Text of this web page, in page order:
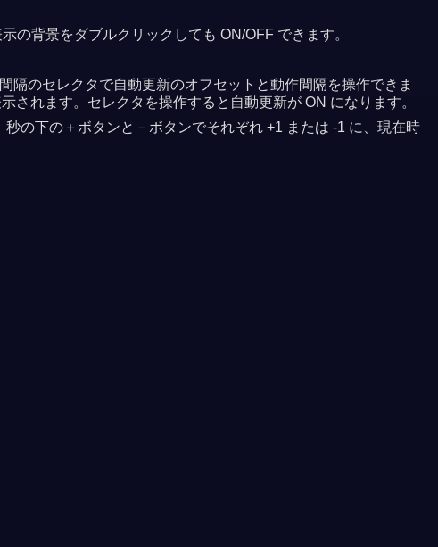
の背景をダブルクリックしても ON/OFF できます。
のセレクタで自動更新のオフセットと動作間隔を操作できま
れます。セレクタを操作すると自動更新が ON になります。
の下の＋ボタンと－ボタンでそれぞれ +1 または -1 に、現在時